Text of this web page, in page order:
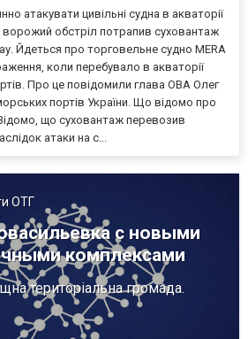
атакувати цивільні судна в акваторії
ворожий обстріл потрапив суховантаж
Йдеться про торговельне судно MERA
коли перебувало в акваторії
Про це повідомили глава ОВА Олег
портів України. Що відомо про
що суховантаж перевозив
атаки на с...
ОТГ
с новыми
комплексами
територіальна громада.